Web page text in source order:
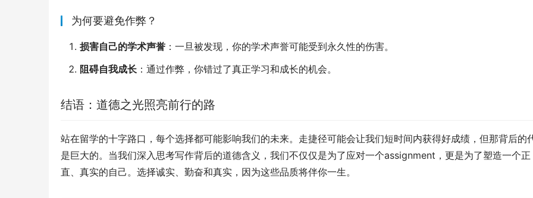
为何要避免作弊？
损害自己的学术声誉 ：一旦被发现，你的学术声誉可能受到永久性的伤害。
阻碍自我成长 ：通过作弊，你错过了真正学习和成长的机会。
结语：道德之光照亮前行的路
站在留学的十字路口，每个选择都可能影响我们的未来。走捷径可能会让我们短时间内获得好成绩，但那背后的
是巨大的。当我们深入思考写作背后的道德含义，我们不仅仅是为了应对一个assignment，更是为了塑造一个正
直、真实的自己。选择诚实、勤奋和真实，因为这些品质将伴你一生。